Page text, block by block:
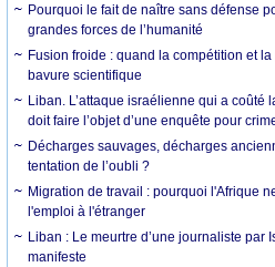
Pourquoi le fait de naître sans défense
grandes forces de l’humanité
Fusion froide : quand la compétition et
bavure scientifique
Liban. L’attaque israélienne qui a coûté
doit faire l’objet d’une enquête pour
Décharges sauvages, décharges
tentation de l’oubli ?
Migration de travail : pourquoi l'Afrique
l'emploi à l'étranger
Liban : Le meurtre d’une journaliste par
manifeste